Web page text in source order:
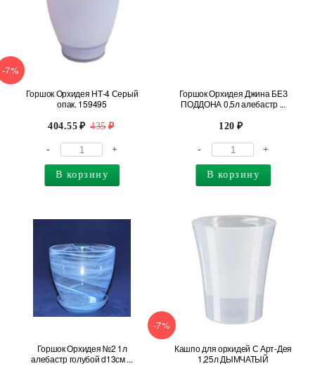
-7%
Горшок Орхидея НТ-4 Серый
опак. 159495
404.55 435
- +
В корзину
Горшок Орхидея Джина БЕЗ
ПОДДОНА 0,5л алебастр ...
120
- +
В корзину
Горшок Орхидея №2 1л
алебастр голубой d13см ...
-7%
Кашпо для орхидей С Арт-Дея
1,25л ДЫМЧАТЫЙ